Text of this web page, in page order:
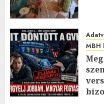
MBH